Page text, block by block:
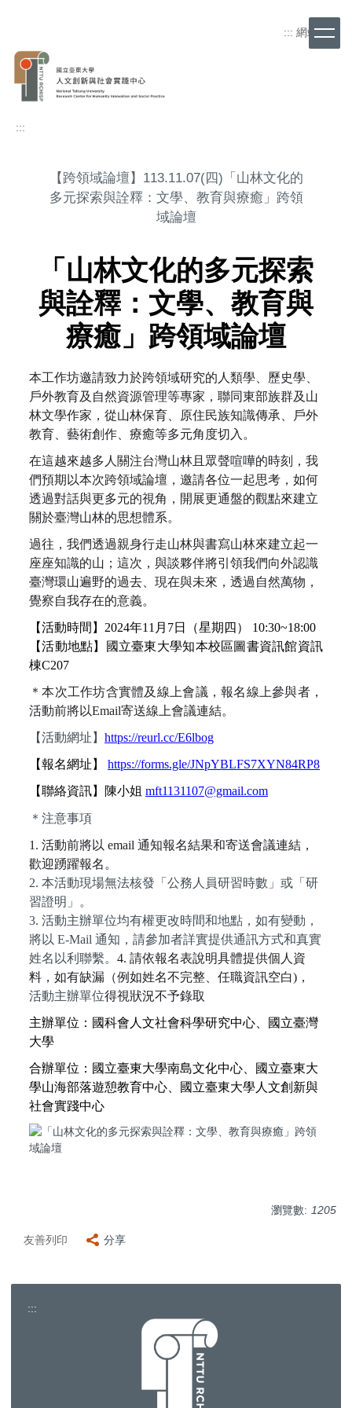
::: 網站導覽
:::
【跨領域論壇】113.11.07(四)「山林文化的
多元探索與詮釋：文學、教育與療癒」跨領
域論壇
「山林文化的多元探索
與詮釋：文學、教育與
療癒」跨領域論壇
本工作坊邀請致力於跨領域研究的人類學、歷史學、
戶外教育及自然資源管理等專家，聯同東部族群及山
林文學作家，從山林保育、原住民族知識傳承、戶外
教育、藝術創作、療癒等多元角度切入。
在這越來越多人關注台灣山林且眾聲喧嘩的時刻，我
們預期以本次跨領域論壇，邀請各位一起思考，如何
透過對話與更多元的視角，開展更通盤的觀點來建立
關於臺灣山林的思想體系。
過往，我們透過親身行走山林與書寫山林來建立起一
座座知識的山；這次，與談夥伴將引領我們向外認識
臺灣環山遍野的過去、現在與未來，透過自然萬物，
覺察自我存在的意義。
【活動時間】2024年11月7日（星期四） 10:30~18:00
【活動地點】國立臺東大學知本校區圖書資訊館資訊
棟C207
＊本次工作坊含實體及線上會議，報名線上參與者，
活動前將以Email寄送線上會議連結。
【活動網址】 https://reurl.cc/E6lbog
【報名網址】
https://forms.gle/JNpYBLFS7XYN84RP8
【聯絡資訊】陳小姐 mft1131107@gmail.com
＊注意事項
1. 活動前將以 email 通知報名結果和寄送會議連結，
歡迎踴躍報名。
2. 本活動現場無法核發「公務人員研習時數」或「研
習證明」。
3. 活動主辦單位均有權更改時間和地點，如有變動，
將以 E-Mail 通知，請參加者詳實提供通訊方式和真實
姓名以利聯繫。 4. 請依報名表說明具體提供個人資
料，如有缺漏（例如姓名不完整、任職資訊空白)，
活動主辦單位得視狀況不予錄取
主辦單位：國科會人文社會科學研究中心、國立臺灣
大學
合辦單位：國立臺東大學南島文化中心、國立臺東大
學山海部落遊憩教育中心、國立臺東大學人文創新與
社會實踐中心
瀏覽數: 1205
友善列印 分享
:::